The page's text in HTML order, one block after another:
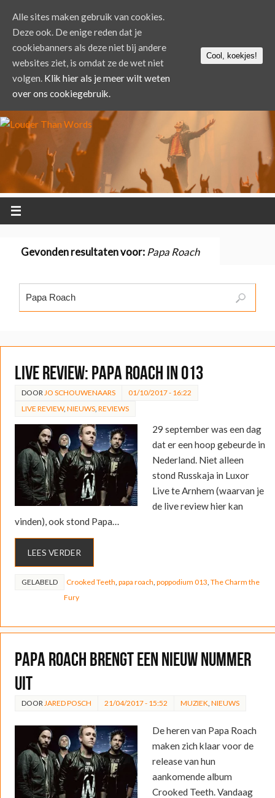
Gevonden resultaten voor:Papa Roach
LIVE REVIEW: Papa Roach in 013
DOOR JO SCHOUWENAARS
01/10/2017 - 16:22
LIVE REVIEW, NIEUWS, REVIEWS
29 september was een dag
dat er een hoop gebeurde in
Nederland. Niet alleen
stond Russkaja in Luxor
Live te Arnhem (waarvan je
de live review hier kan
vinden), ook stond Papa…
LEES VERDER
GELABELD Crooked Teeth papa roach poppodium 013 The Charm the
Fury
Papa Roach brengt een nieuw nummer
uit
DOOR JARED POSCH 21/04/2017 - 15:52 MUZIEK NIEUWS
De heren van Papa Roach
maken zich klaar voor de
release van hun
aankomende album
Crooked Teeth. Vandaag
Alle sites maken gebruik van cookies.
Deze ook. De enige reden dat je
cookiebanners als deze niet bij andere
websites ziet, is omdat ze de wet niet
volgen. Klik hier als je meer wilt weten
over ons cookiegebruik.
Cool, koekjes!